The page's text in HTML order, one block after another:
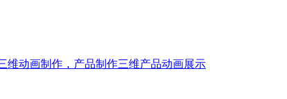
维动画制作，产品制作三维产品动画展示